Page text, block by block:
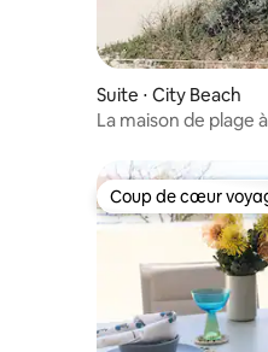
Suite ⋅ City Beach
La maison de plage
Coup de cœur
Coup de cœur